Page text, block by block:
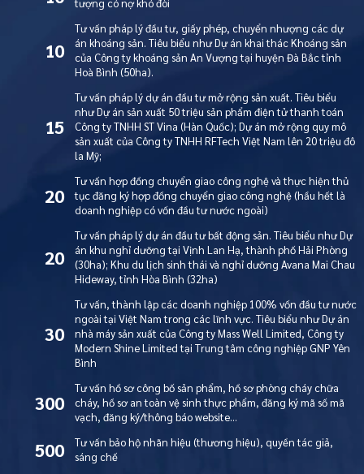
10
Tư vấn pháp lý đầu tư, giấy phép, chuyển nhượng các dự
án khoáng sản. Tiêu biểu như Dự án khai thác Khoáng sản
của Công ty khoáng sản An Vượng tại huyện Đà Bắc tỉnh
Hoà Bình (50ha).
15
Tư vấn pháp lý dự án đầu tư mở rộng sản xuất. Tiêu biểu
như Dự án sản xuất 50 triệu sản phẩm điện tử thanh toán
Công ty TNHH ST Vina (Hàn Quốc); Dự án mở rộng quy mô
sản xuất của Công ty TNHH RFTech Việt Nam lên 20 triệu đô
la Mỹ;
20
Tư vấn hợp đồng chuyển giao công nghệ và thực hiện thủ
tục đăng ký hợp đồng chuyển giao công nghệ (hầu hết là
doanh nghiệp có vốn đầu tư nước ngoài)
20
Tư vấn pháp lý dự án đầu tư bất động sản. Tiêu biểu như Dự
án khu nghỉ dưỡng tại Vịnh Lan Hạ, thành phố Hải Phòng
(30ha); Khu du lịch sinh thái và nghỉ dưỡng Avana Mai Chau
Hideway, tỉnh Hòa Bình (32ha)
30
Tư vấn, thành lập các doanh nghiệp 100% vốn đầu tư nước
ngoài tại Việt Nam trong các lĩnh vực. Tiêu biểu như Dự án
nhà máy sản xuất của Công ty Mass Well Limited, Công ty
Modern Shine Limited tại Trung tâm công nghiệp GNP Yên
Bình
300
Tư vấn hồ sơ công bố sản phẩm, hồ sơ phòng cháy chữa
cháy, hồ sơ an toàn vệ sinh thực phẩm, đăng ký mã số mã
vạch, đăng ký/thông báo website…
500
Tư vấn bảo hộ nhãn hiệu (thương hiệu), quyền tác giả,
sáng chế